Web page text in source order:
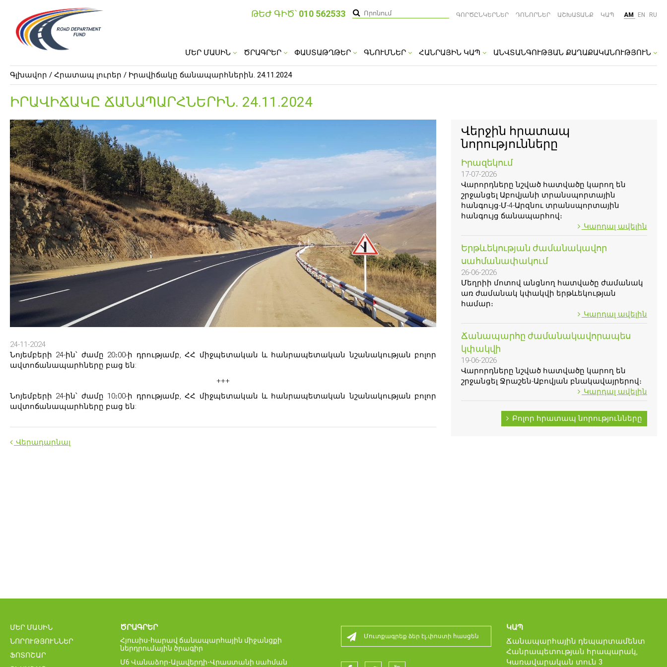
ՄԵՐ ՄԱՍԻՆ ԾՐԱԳՐԵՐ ՓԱՍՏԱԹՂԹԵՐ ԳՆՈՒՄՆԵՐ ՀԱՆՐԱՅԻՆ ԿԱՊ ԱՆՎՏԱՆԳՈՒԹՅԱՆ ՔԱՂԱՔԱԿԱՆՈՒԹՅՈՒՆ
ԹԵԺ ԳԻԾ՝ 010 562533 ԳՈՐԾԸՆԿԵՐՆԵՐ ԴՈՆՈՐՆԵՐ ԱՇԽԱՏԱՆՔ ԿԱՊ AM EN RU
Գլխավոր / Հրատապ լուրեր / Իրավիճակը ճանապարհներին. 24.11.2024
ԻՐԱՎԻՃԱԿԸ ՃԱՆԱՊԱՐՀՆԵՐԻՆ. 24.11.2024
24-11-2024
Նոյեմբերի 24-ին՝ ժամը 20։00-ի դրությամբ, ՀՀ միջպետական և հանրապետական նշանակության բոլոր
ավտոճանապարհները բաց են:
+++
Նոյեմբերի 24-ին՝ ժամը 10։00-ի դրությամբ, ՀՀ միջպետական և հանրապետական նշանակության բոլոր
ավտոճանապարհները բաց են:
Վերադարնալ
Վերջին հրատապ
նորությունները
Իրազեկում
17-07-2026
Վարորդները նշված հատվածը կարող են
շրջանցել Աբովյանի տրանսպորտային
հանգույց-Մ-4-Արզնու տրանսպորտային
հանգույց ճանապարհով։
Կարդալ ավելին
Երթևեկության ժամանակավոր
սահմանափակում
26-06-2026
Մեղրիի մոտով անցնող հատվածը ժամանակ
առ ժամանակ կփակվի երթևեկության
համար։
Կարդալ ավելին
Ճանապարհը ժամանակավորապես
կփակվի
19-06-2026
Վարորդները նշված հատվածը կարող են
շրջանցել Ջրաշեն-Աբովյան բնակավայրերով։
Կարդալ ավելին
Բոլոր հրատապ նորությունները
ՄԵՐ ՄԱՍԻՆ
ՆՈՐՈՒԹՅՈՒՆՆԵՐ
ՖՈՏՈՇԱՐ
ԾՐԱԳՐԵՐ
Հյուսիս-հարավ ճանապարհային միջանցքի
ներդրումային ծրագիր
Մ6 Վանաձոր-Ալավերդի-Վրաստանի սահման
ԿԱՊ
Ճանապարհային դեպարտամենտ
Հանրապետության հրապարակ‚
Կառավարական տուն 3